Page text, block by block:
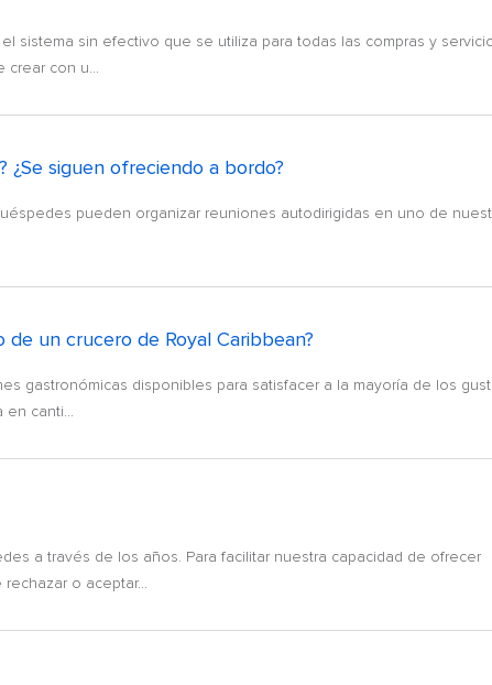
sistema sin efectivo que se utiliza para todas las compras y
crear con u...
siguen ofreciendo a bordo?
pueden organizar reuniones autodirigidas en uno de
un crucero de Royal Caribbean?
gastronómicas disponibles para satisfacer a la mayoría de los
canti...
a través de los años. Para facilitar nuestra capacidad de ofrecer
o aceptar...